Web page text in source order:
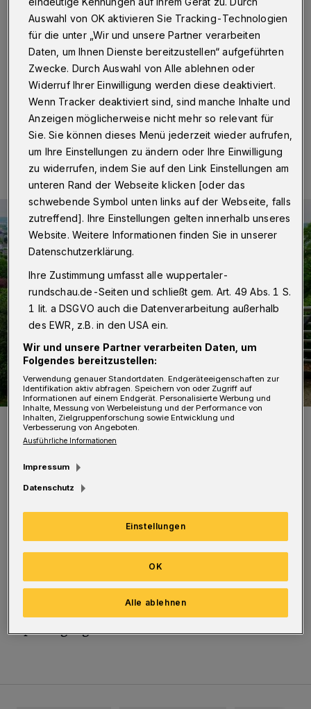
Wuppertal·Der Wanderweg parallel zur Autobahn im
Barmer Nordpark war nach dem großen Regen nicht
mehr verkehrssicher und musste saniert werden. Das ist
nun geschehen.
04.04.2022 , 08:00 Uhr Eine Minute Lesezeit
Der Skywalk im Nordpark.
In vergangenen Woche liefen die letzten
Asphaltierungsarbeiten, danach wurden die
Absackungen gesichert. Ab Montag (4. April
2022) ist der Weg wieder für alle Wanderinnen
und Wanderer sowie Spaziergängerinnen
Auswahl von OK aktivieren Sie Tracking-Technologien
für die unter „Wir und unsere Partner verarbeiten
Daten, um Ihnen Dienste bereitzustellen“ aufgeführten
Zwecke. Durch Auswahl von Alle ablehnen oder
Widerruf Ihrer Einwilligung werden diese deaktiviert.
Wenn Tracker deaktiviert sind, sind manche Inhalte und
Anzeigen möglicherweise nicht mehr so relevant für
Sie. Sie können dieses Menü jederzeit wieder aufrufen,
um Ihre Einstellungen zu ändern oder Ihre Einwilligung
zu widerrufen, indem Sie auf den Link Einstellungen am
unteren Rand der Webseite klicken [oder das
schwebende Symbol unten links auf der Webseite, falls
zutreffend]. Ihre Einstellungen gelten innerhalb unseres
Website. Weitere Informationen finden Sie in unserer
Datenschutzerklärung.
Ihre Zustimmung umfasst alle wuppertaler-
rundschau.de-Seiten und schließt gem. Art. 49 Abs. 1 S.
1 lit. a DSGVO auch die Datenverarbeitung außerhalb
des EWR, z.B. in den USA ein.
Wir und unsere Partner verarbeiten Daten, um
Folgendes bereitzustellen:
Verwendung genauer Standortdaten. Endgeräteeigenschaften zur
Identifikation aktiv abfragen. Speichern von oder Zugriff auf
Informationen auf einem Endgerät. Personalisierte Werbung und
Inhalte, Messung von Werbeleistung und der Performance von
Inhalten, Zielgruppenforschung sowie Entwicklung und
Verbesserung von Angeboten.
Ausführliche Informationen
Impressum
Datenschutz
Einstellungen
Alle ablehnen
OK